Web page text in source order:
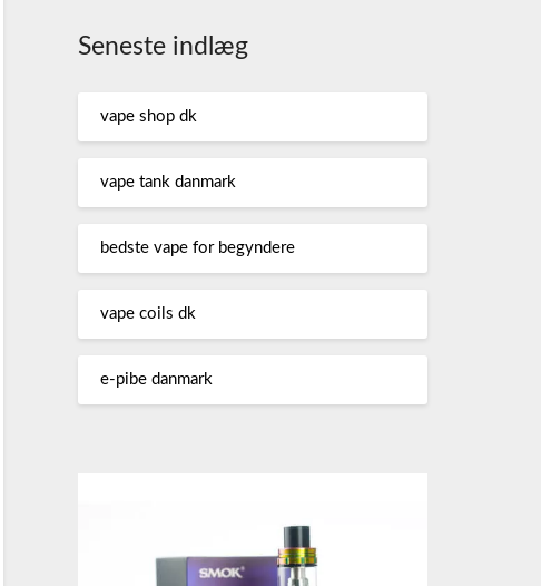
Seneste indlæg
vape shop dk
vape tank danmark
bedste vape for begyndere
vape coils dk
e-pibe danmark